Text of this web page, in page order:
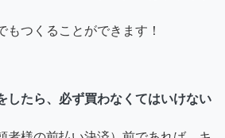
もつくることができます！
したら、必ず買わなくてはいけない